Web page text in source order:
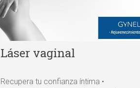
Láser vaginal
Recupera tu confianza íntima •